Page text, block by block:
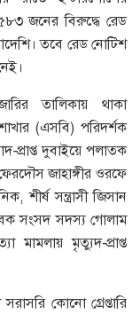
জনের বিরুদ্ধে রেড
তবে রেড নোটিশ
তালিকায় থাকা
(এসবি) পরিদর্শক
প্রাপ্ত দুবাইয়ে পলাতক
জাহাঙ্গীর ওরফে
শীর্ষ সন্ত্রাসী জিসান
সংসদ সদস্য গোলাম
মামলায় মৃত্যুদ-প্রাপ্ত
কোনো গ্রেপ্তারি